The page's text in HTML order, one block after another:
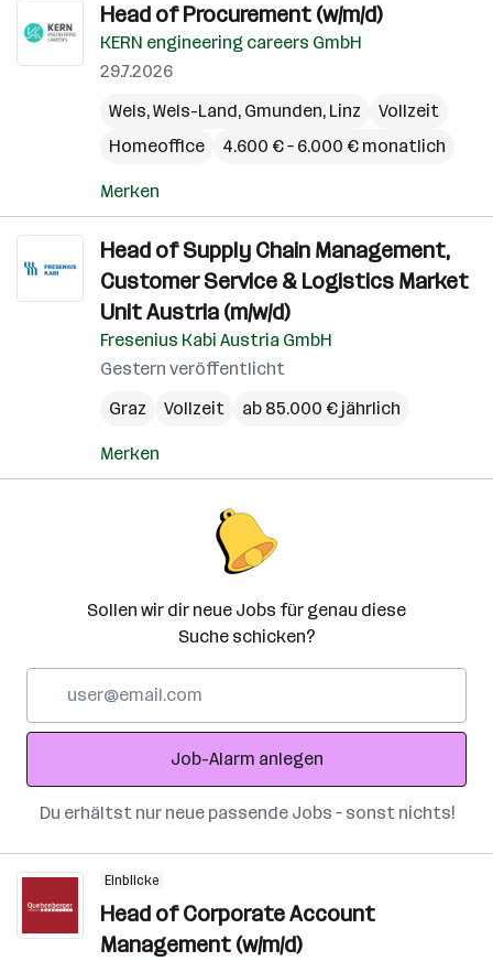
Head of Procurement (w/m/d)
KERN engineering careers GmbH
29.7.2026
Wels,Wels-Land, Gmunden, Linz
Vollzeit
Homeoffice
4.600 € – 6.000 € monatlich
Merken
Head of Supply Chain Management,
Customer Service & Logistics Market
Unit Austria (m/w/d)
Fresenius Kabi Austria GmbH
Gestern veröffentlicht
Graz
Vollzeit ab 85.000 € jährlich
Merken
Sollen wir dir neue Jobs für genau diese
Suche schicken?
Adresse
Job-Alarm anlegen
Du erhältst nur neue passende Jobs – sonst nichts!
Einblicke
Head of Corporate Account
Management (w/m/d)